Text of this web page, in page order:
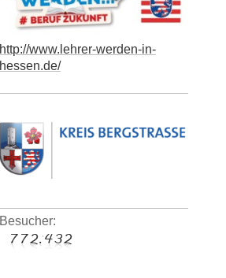
http://www.lehrer-werden-in-
hessen.de/
Besucher: